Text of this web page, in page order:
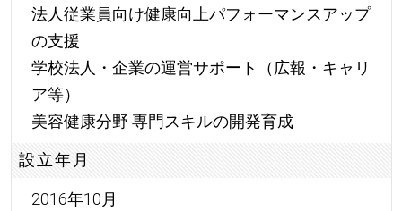
法人従業員向け健康向上パフォーマンスアップ
の支援
学校法人・企業の運営サポート（広報・キャリ
ア等）
美容健康分野 専門スキルの開発育成
設立年月
2016年10月